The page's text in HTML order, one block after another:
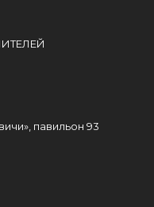
павильон 93